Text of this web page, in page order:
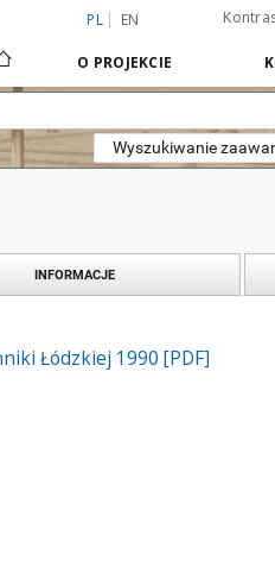
PL EN
O PROJEKCIE
Wyszukiwanie
INFORMACJE
Łódzkiej 1990 [PDF]